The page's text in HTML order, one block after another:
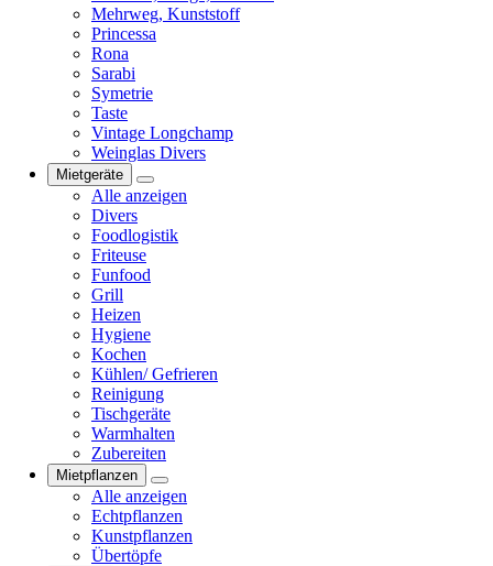
Mehrweg, Kunststoff
Princessa
Rona
Sarabi
Symetrie
Taste
Vintage Longchamp
Weinglas Divers
Mietgeräte
Alle anzeigen
Divers
Foodlogistik
Friteuse
Funfood
Grill
Heizen
Hygiene
Kochen
Kühlen/ Gefrieren
Reinigung
Tischgeräte
Warmhalten
Zubereiten
Mietpflanzen
Alle anzeigen
Echtpflanzen
Kunstpflanzen
Übertöpfe